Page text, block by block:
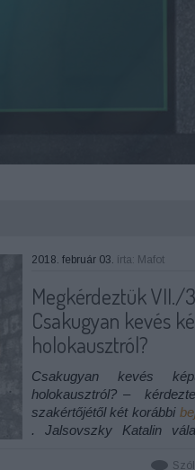
2018. február 03. írta: Mafot
Megkérdeztük VII./
Csakugyan kevés
holokausztról?
Csakugyan kevés
holokausztról? –
szakértőjétől két korábbi
. Jalsovszky Katalin